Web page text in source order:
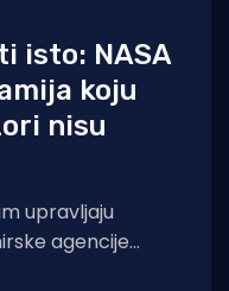
isto: NASA
koju
nisu
upravljaju
agencije